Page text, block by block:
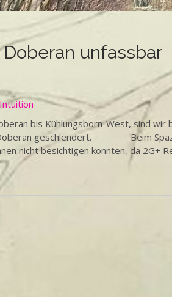
unfassbar
bis Kühlungsborn-West, sind wir
Doberan geschlendert. Beim
nicht besichtigen konnten, da 2G+